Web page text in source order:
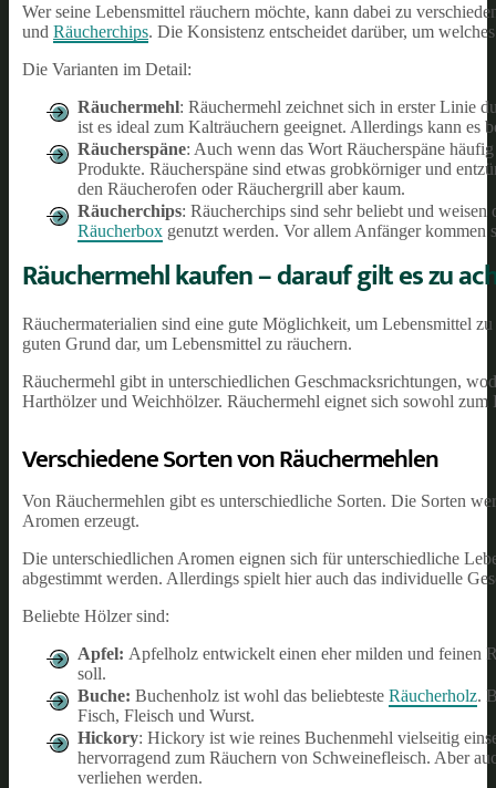
Wer seine Lebensmittel räuchern möchte, kann dabei zu
und Räucherchips. Die Konsistenz entscheidet darüber, um
Die Varianten im Detail:
Räuchermehl: Räuchermehl zeichnet sich in erster Linie
ist es ideal zum Kalträuchern geeignet. Allerdings kann es
Räucherspäne: Auch wenn das Wort Räucherspäne
Produkte. Räucherspäne sind etwas grobkörniger und
den Räucherofen oder Räuchergrill aber kaum.
Räucherchips: Räucherchips sind sehr beliebt und
Räucherbox genutzt werden. Vor allem Anfänger kommen
Räuchermehl kaufen – darauf gilt es zu
Räuchermaterialien sind eine gute Möglichkeit, um Lebensmittel
guten Grund dar, um Lebensmittel zu räuchern.
Räuchermehl gibt in unterschiedlichen Geschmacksrichtungen,
Harthölzer und Weichhölzer. Räuchermehl eignet sich sowohl
Verschiedene Sorten von Räuchermehlen
Von Räuchermehlen gibt es unterschiedliche Sorten. Die Sorten
Aromen erzeugt.
Die unterschiedlichen Aromen eignen sich für unterschiedliche
abgestimmt werden. Allerdings spielt hier auch das individuelle
Beliebte Hölzer sind:
Apfel: Apfelholz entwickelt einen eher milden und feinen
soll.
Buche: Buchenholz ist wohl das beliebteste Räucherholz.
Fisch, Fleisch und Wurst.
Hickory: Hickory ist wie reines Buchenmehl vielseitig
hervorragend zum Räuchern von Schweinefleisch. Aber
verliehen werden.